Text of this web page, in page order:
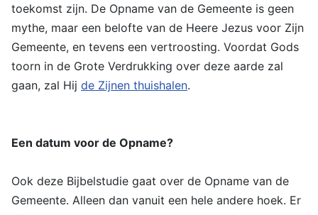
toekomst zijn. De Opname van de Gemeente is geen
mythe, maar een belofte van de Heere Jezus voor Zijn
Gemeente, en tevens een vertroosting. Voordat Gods
toorn in de Grote Verdrukking over deze aarde zal
gaan, zal Hij de Zijnen thuishalen.
Een datum voor de Opname?
Ook deze Bijbelstudie gaat over de Opname van de
Gemeente. Alleen dan vanuit een hele andere hoek. Er